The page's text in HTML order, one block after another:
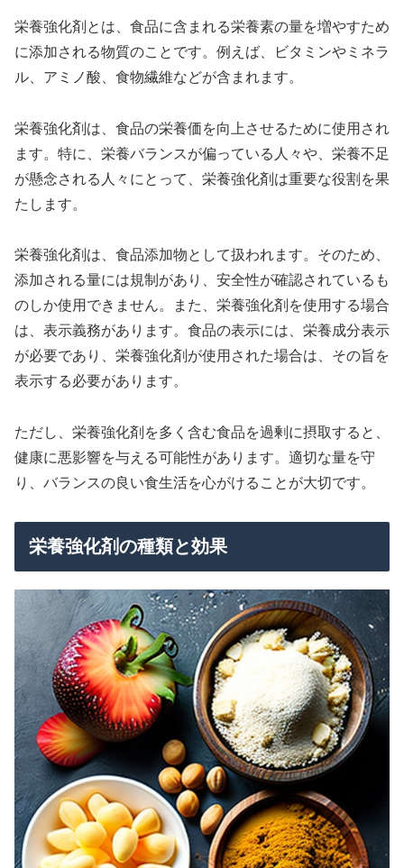
栄養強化剤とは、食品に含まれる栄養素の量を増やすため
に添加される物質のことです。例えば、ビタミンやミネラ
ル、アミノ酸、食物繊維などが含まれます。
栄養強化剤は、食品の栄養価を向上させるために使用され
ます。特に、栄養バランスが偏っている人々や、栄養不足
が懸念される人々にとって、栄養強化剤は重要な役割を果
たします。
栄養強化剤は、食品添加物として扱われます。そのため、
添加される量には規制があり、安全性が確認されているも
のしか使用できません。また、栄養強化剤を使用する場合
は、表示義務があります。食品の表示には、栄養成分表示
が必要であり、栄養強化剤が使用された場合は、その旨を
表示する必要があります。
ただし、栄養強化剤を多く含む食品を過剰に摂取すると、
健康に悪影響を与える可能性があります。適切な量を守
り、バランスの良い食生活を心がけることが大切です。
栄養強化剤の種類と効果